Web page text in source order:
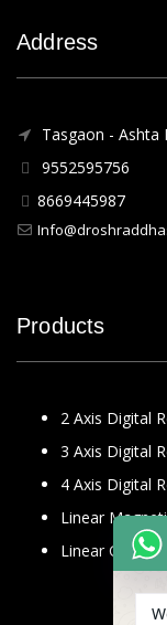
Address
Tasgaon - Ashta
9552595756
8669445987
Products
2 Axis Digital
3 Axis Digital
4 Axis Digital
Linear
Linear Glass